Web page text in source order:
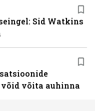
Sid Watkins
võita auhinna